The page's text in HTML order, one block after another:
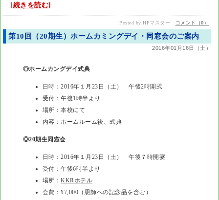
[続きを読む]
Posted by HPマスター コメント（0）
第10回（20期生）ホームカミングデイ・同窓会のご案内
2016年01月16日（土）
◎ホームカングデイ式典
日時：2016年１月23日（土） 午後2時開式
受付：午後1時半より
場所：本校にて
内容：ホームルーム後、式典
◎20期生同窓会
日時：2016年１月23日（土） 午後７時開宴
受付：午後6時半より
場所：KKRホテル
会費：¥7,000（恩師への記念品を含む）